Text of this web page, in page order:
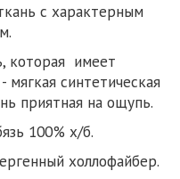
с характерным
которая имеет
синтетическая
приятная на ощупь.
100% х/б.
холлофайбер.